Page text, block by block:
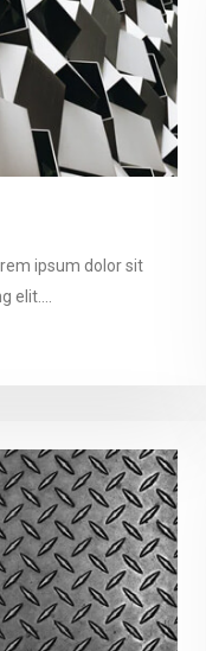
ipsum dolor sit
elit....